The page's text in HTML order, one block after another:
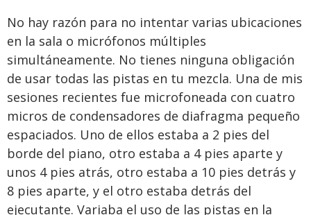
No hay razón para no intentar varias ubicaciones
en la sala o micrófonos múltiples
simultáneamente. No tienes ninguna obligación
de usar todas las pistas en tu mezcla. Una de mis
sesiones recientes fue microfoneada con cuatro
micros de condensadores de diafragma pequeño
espaciados. Uno de ellos estaba a 2 pies del
borde del piano, otro estaba a 4 pies aparte y
unos 4 pies atrás, otro estaba a 10 pies detrás y
8 pies aparte, y el otro estaba detrás del
ejecutante. Variaba el uso de las pistas en la